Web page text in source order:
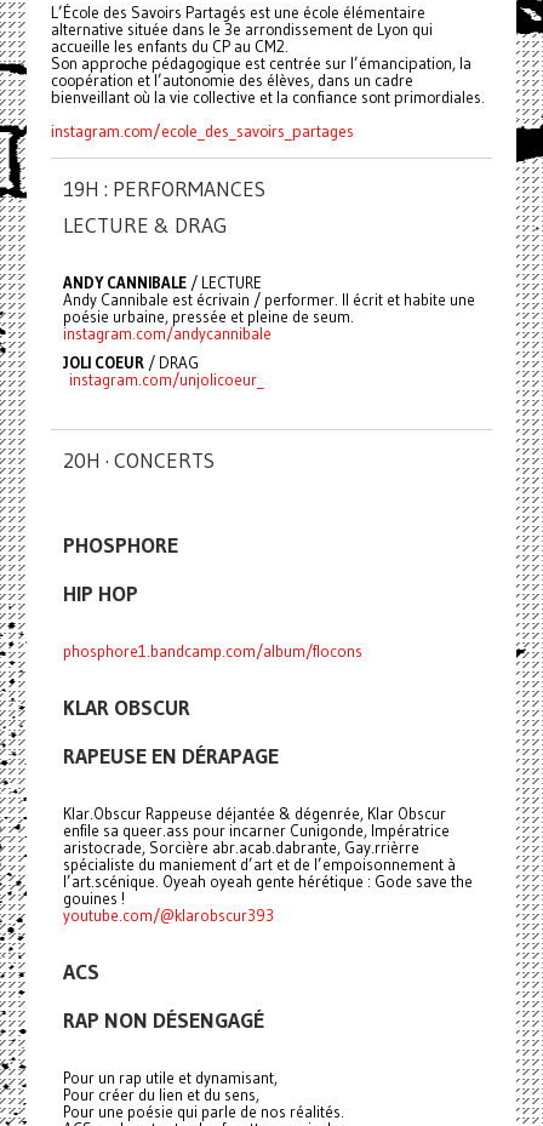
L’École des Savoirs Partagés est une école élémentaire
alternative située dans le 3e arrondissement de Lyon qui
accueille les enfants du CP au CM2.
Son approche pédagogique est centrée sur l’émancipation, la
coopération et l’autonomie des élèves, dans un cadre
bienveillant où la vie collective et la confiance sont primordiales.
instagram.com/ecole_des_savoirs_partages
19H : PERFORMANCES
LECTURE & DRAG
ANDY CANNIBALE/ LECTURE
Andy Cannibale est écrivain / performer. Il écrit et habite une
poésie urbaine, pressée et pleine de seum.
instagram.com/andycannibale
JOLI COEUR/ DRAG
instagram.com/unjolicoeur_
20H · CONCERTS
PHOSPHORE
HIP HOP
phosphore1.bandcamp.com/album/flocons
KLAR OBSCUR
RAPEUSE EN DÉRAPAGE
Klar.Obscur Rappeuse déjantée & dégenrée, Klar Obscur
enfile sa queer.ass pour incarner Cunigonde, Impératrice
aristocrade, Sorcière abr.acab.dabrante, Gay.rrièrre
spécialiste du maniement d’art et de l’empoisonnement à
l’art.scénique. Oyeah oyeah gente hérétique : Gode save the
gouines !
youtube.com/@klarobscur393
ACS
RAP NON DÉSENGAGÉ
Pour un rap utile et dynamisant,
Pour créer du lien et du sens,
Pour une poésie qui parle de nos réalités.